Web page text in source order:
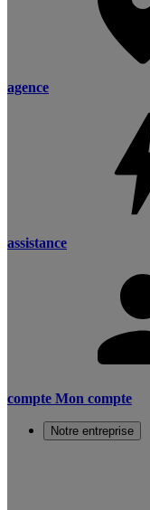
agence
assistance
compte Mon compte
Notre entreprise